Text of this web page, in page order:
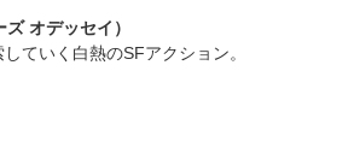
オデッセイ）
ていく白熱のSFアクション。